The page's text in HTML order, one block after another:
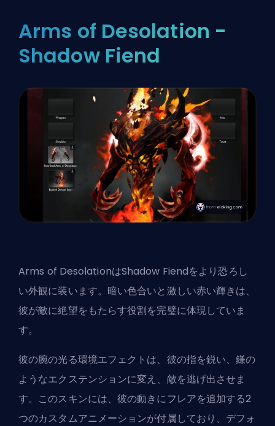
Arms of Desolation -
Shadow Fiend
Arms of DesolationはShadow Fiendをより恐ろし
い外観に装います。暗い色合いと激しい赤い輝きは、
彼が敵に絶望をもたらす役割を完璧に体現していま
す。
彼の腕の光る環境エフェクトは、彼の指を鋭い、鎌の
ようなエクステンションに変え、敵を逃げ出させま
す。このスキンには、彼の動きにフレアを追加する2
つのカスタムアニメーションが付属しており、デフォ